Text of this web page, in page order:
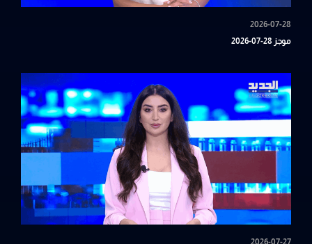
2026-07-28
موجز 28-07-2026
2026-07-27